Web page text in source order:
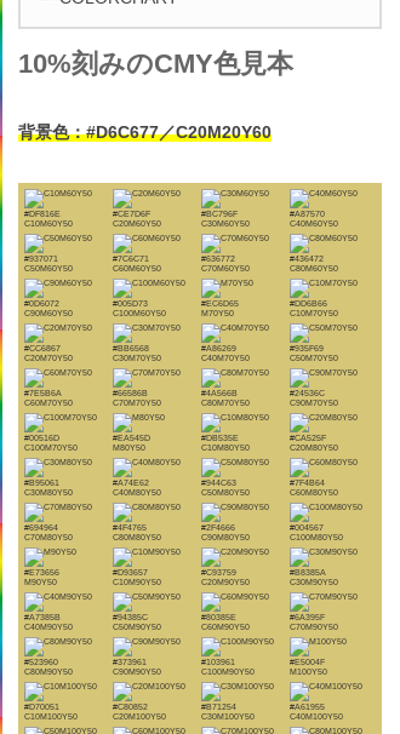
10%刻みのCMY色見本
背景色：#D6C677／C20M20Y60
#DF816E
C10M60Y50
#CE7D6F
C20M60Y50
#BC796F
C30M60Y50
#A87570
C40M60Y50
#937071
C50M60Y50
#7C6C71
C60M60Y50
#636772
C70M60Y50
#436472
C80M60Y50
#0D6072
C90M60Y50
#005D73
C100M60Y50
#EC6D65
M70Y50
#DD6B66
C10M70Y50
#CC6867
C20M70Y50
#BB6568
C30M70Y50
#A86269
C40M70Y50
#935F69
C50M70Y50
#7E5B6A
C60M70Y50
#66586B
C70M70Y50
#4A566B
C80M70Y50
#24536C
C90M70Y50
#00516D
C100M70Y50
#EA545D
M80Y50
#DB535E
C10M80Y50
#CA525F
C20M80Y50
#B95061
C30M80Y50
#A74E62
C40M80Y50
#944C63
C50M80Y50
#7F4B64
C60M80Y50
#694964
C70M80Y50
#4F4765
C80M80Y50
#2F4666
C90M80Y50
#004567
C100M80Y50
#E73656
M90Y50
#D93657
C10M90Y50
#C93759
C20M90Y50
#B8385A
C30M90Y50
#A7385B
C40M90Y50
#94385C
C50M90Y50
#80385E
C60M90Y50
#6A395F
C70M90Y50
#523960
C80M90Y50
#373961
C90M90Y50
#103961
C100M90Y50
#E5004F
M100Y50
#D70051
C10M100Y50
#C80852
C20M100Y50
#B71254
C30M100Y50
#A61955
C40M100Y50